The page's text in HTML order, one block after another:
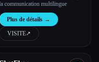
communication multilingue
Plus de détails →
VISITE↗︎